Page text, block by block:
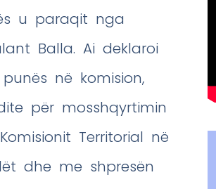
u paraqit nga
Balla. Ai deklaroi
në komision,
për mosshqyrtimin
Territorial në
dhe me shpresën